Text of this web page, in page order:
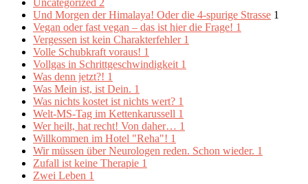
Uncategorized 2
Und Morgen der Himalaya! Oder die 4-spurige Strasse 1
Vegan oder fast vegan – das ist hier die Frage! 1
Vergessen ist kein Charakterfehler 1
Volle Schubkraft voraus! 1
Vollgas in Schrittgeschwindigkeit 1
Was denn jetzt?! 1
Was Mein ist, ist Dein. 1
Was nichts kostet ist nichts wert? 1
Welt-MS-Tag im Kettenkarussell 1
Wer heilt, hat recht! Von daher… 1
Willkommen im Hotel "Reha"! 1
Wir müssen über Neurologen reden. Schon wieder. 1
Zufall ist keine Therapie 1
Zwei Leben 1